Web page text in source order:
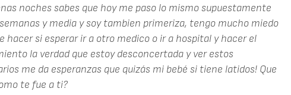
noches sabes que hoy me paso lo mismo supuestamente
y media y soy tambien primeriza, tengo mucho miedo
hacer si esperar ir a otro medico o ir a hospital y hacer el
la verdad que estoy desconcertada y ver estos
me da esperanzas que quizás mi bebé si tiene latidos! Que
te fue a ti?